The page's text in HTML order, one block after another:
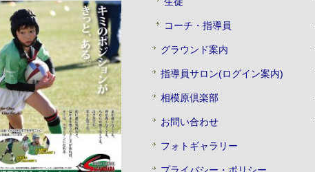
コーチ・指導員
グラウンド案内
指導員サロン(ログイン案内)
相模原倶楽部
お問い合わせ
フォトギャラリー